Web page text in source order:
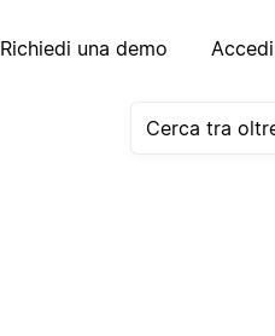
Richiedi una demo Accedi